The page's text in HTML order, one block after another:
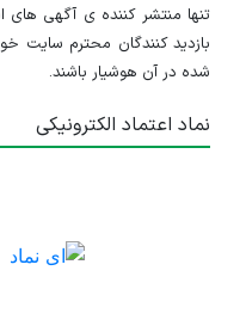
تنها منتشر کننده ی آگهی های
بازدید کنندگان محترم
شده در آن هوشیار باشند.
نماد اعتماد الکترونیکی